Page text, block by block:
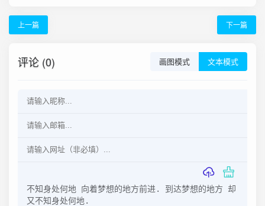
上一篇 下一篇
评论 (0) 画图模式 文本模式